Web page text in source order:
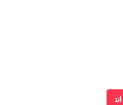
انت